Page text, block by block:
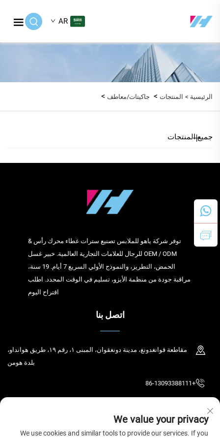
AR
الرئيسية > المنتجات > جاكيتات‏/معاطف >
جميع المنتجات
توفر شركة ياهو للملابس تصنيع سترات غطاء محرك رأس &
OEM / ODM للرجال للعلامات التجارية العالمية. خبير غسل
الحمض، التطريز، والنموذج الأولي السريع 7 أيام. 19 سنة،
مراقبة جودة من منظمة الأيزو، تسليم في الوقت المحدد. اطلب
اقتراح اليوم
اتصل بنا
مقاطعة قوانغدونغ، مدينة دونغقوان، المبنى ١، رقم ١٩، طريق هوانداو،
بلدة هومن
+86-13093388111
We value your privacy
We use cookies and similar tools to provide our services. If you